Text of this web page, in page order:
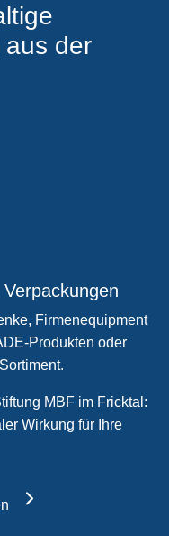
aus der
Firmenequipment
Produkten oder
MBF im Fricktal:
Wirkung für Ihre